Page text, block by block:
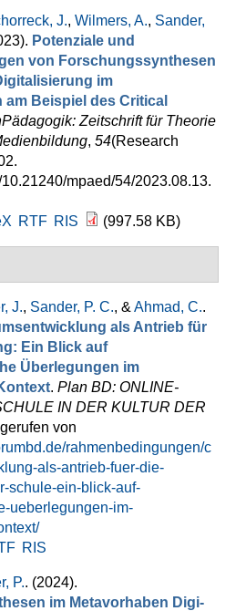
J., Wilmers, A., Sander,
Potenziale und
von Forschungssynthesen
im
Beispiel des Critical
Zeitschrift für Theorie
, 54(Research
mpaed/54/2023.08.13.
RTF RIS (997.58 KB)
J., Sander, P. C., & Ahmad, C..
als Antrieb für
Ein Blick auf
Überlegungen im
. Plan BD: ONLINE-
IN DER KULTUR DER
von
rahmenbedingungen/c
als-antrieb-fuer-die-
schule-ein-blick-auf-
ueberlegungen-im-
RIS
P.. (2024).
im Metavorhaben Digi-